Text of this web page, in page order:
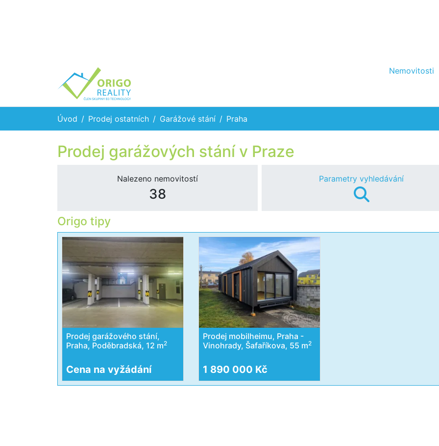
Nemovitosti
Úvod Prodej ostatních Garážové stání Praha
Prodej garážových stání v Praze
Nalezeno nemovitostí
38
Parametry vyhledávání
Origo tipy
Prodej garážového stání,
Praha, Poděbradská, 12 m2
Cena na vyžádání
Prodej mobilheimu, Praha -
Vinohrady, Šafaříkova, 55 m2
1 890 000 Kč